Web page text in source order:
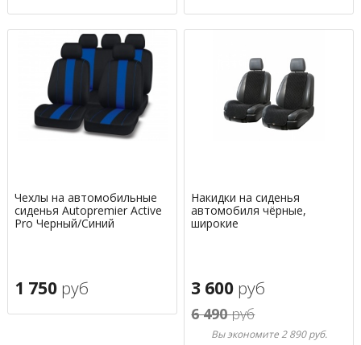
Чехлы на автомобильные
сиденья Autopremier Active
Pro Черный/Синий
1 750 руб
Накидки на сиденья
автомобиля чёрные,
широкие
3 600 руб
6 490руб
Вы экономите 2 890 руб.